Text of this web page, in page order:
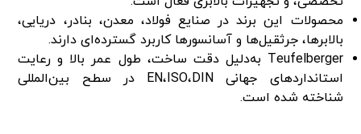
محصولات این برند در صنایع فولاد، معدن، بنادر، دریایی،
بالابرها، جرثقیل‌ها و آسانسورها کاربرد گسترده‌ای دارند.
Teufelberger به‌دلیل دقت ساخت، طول عمر بالا و رعایت
استانداردهای جهانی EN،ISO،DIN در سطح بین‌المللی
شناخته شده است.